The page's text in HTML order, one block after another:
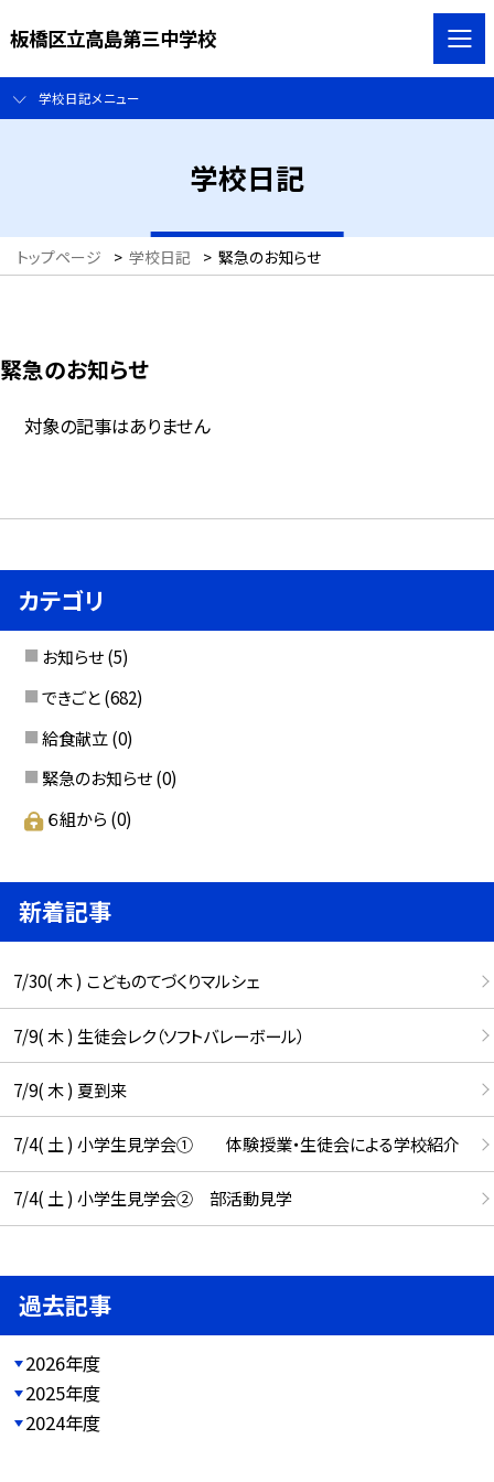
板橋区立高島第三中学校
学校日記メニュー
学校日記
トップページ > 学校日記 > 緊急のお知らせ
緊急のお知らせ
対象の記事はありません
カテゴリ
お知らせ (5)
できごと (682)
給食献立 (0)
緊急のお知らせ (0)
６組から (0)
新着記事
7/30( 木 ) こどものてづくりマルシェ
7/9( 木 ) 生徒会レク（ソフトバレーボール）
7/9( 木 ) 夏到来
7/4( 土 ) 小学生見学会① 体験授業・生徒会による学校紹介
7/4( 土 ) 小学生見学会② 部活動見学
過去記事
2026年度
2025年度
2024年度